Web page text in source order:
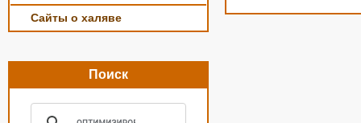
Сайты о халяве
Поиск